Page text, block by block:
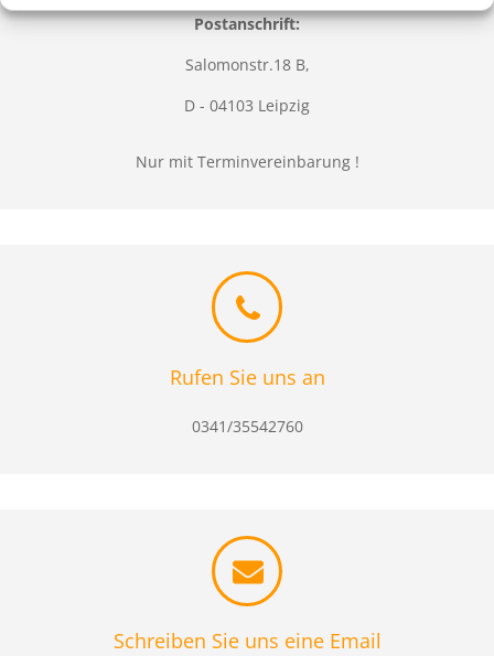
Postanschrift:
Salomonstr.18 B,
D - 04103 Leipzig
Nur mit Terminvereinbarung !
Rufen Sie uns an
0341/35542760
Schreiben Sie uns eine Email